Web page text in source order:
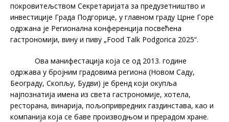
покровитељством Секретаријата за предузетништво и
инвестиције Града Подгорице, у главном граду Црне Горе
одржана је Регионална конференција посвећена
гастрономији, вину и пиву „Food Talk Podgorica 2025“.
Ова манифестација која се од 2013. године
одржава у бројним градовима региона (Новом Саду,
Београду, Скопљу, Будви) је бренд који окупља
најпознатија имена из света гастрономије, хотела,
ресторана, винарија, пољопривредних газдинстава, као и
компанија која се баве производњом и прерадом хране.